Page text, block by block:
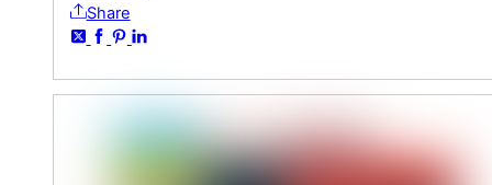
Share